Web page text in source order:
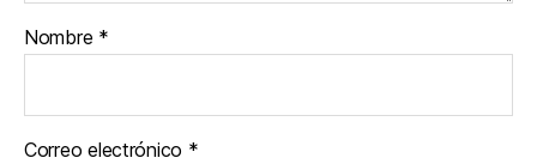
Nombre *
Correo electrónico *